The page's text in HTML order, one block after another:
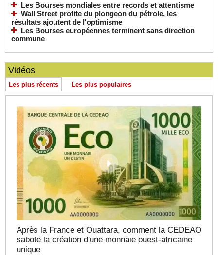
Les Bourses mondiales entre records et attentisme
Wall Street profite du plongeon du pétrole, les
résultats ajoutent de l'optimisme
Les Bourses européennes terminent sans direction
commune
Vidéos
Les plus récents Les plus populaires
Après la France et Ouattara, comment la CEDEAO
sabote la création d'une monnaie ouest-africaine
unique